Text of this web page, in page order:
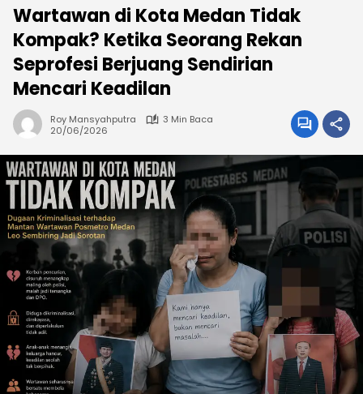
Wartawan di Kota Medan Tidak
Kompak? Ketika Seorang Rekan
Seprofesi Berjuang Sendirian
Mencari Keadilan
Roy Mansyahputra
3 Min Baca
20/06/2026